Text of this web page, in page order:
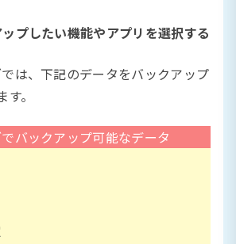
プしたい機能やアプリを選択する
は、下記のデータをバックアップ
。
バックアップ可能なデータ